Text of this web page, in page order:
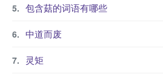
包含菇的词语有哪些
中道而废
灵矩